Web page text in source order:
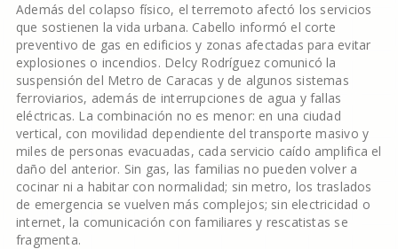
Además del colapso físico, el terremoto afectó los servicios
que sostienen la vida urbana. Cabello informó el corte
preventivo de gas en edificios y zonas afectadas para evitar
explosiones o incendios. Delcy Rodríguez comunicó la
suspensión del Metro de Caracas y de algunos sistemas
ferroviarios, además de interrupciones de agua y fallas
eléctricas. La combinación no es menor: en una ciudad
vertical, con movilidad dependiente del transporte masivo y
miles de personas evacuadas, cada servicio caído amplifica el
daño del anterior. Sin gas, las familias no pueden volver a
cocinar ni a habitar con normalidad; sin metro, los traslados
de emergencia se vuelven más complejos; sin electricidad o
internet, la comunicación con familiares y rescatistas se
fragmenta.